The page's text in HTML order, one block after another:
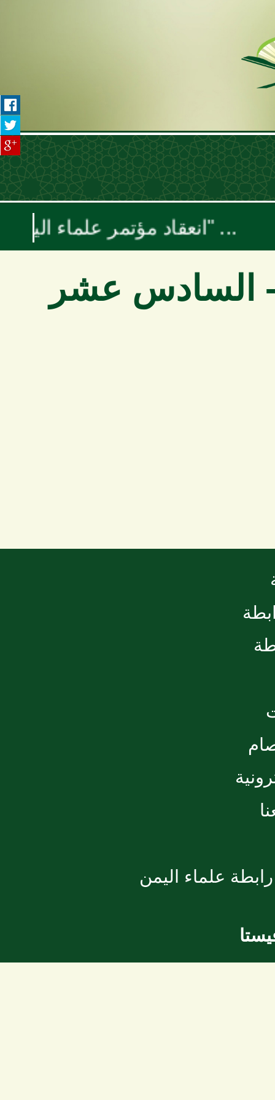
انعقاد مؤتمر علماء اليمن السنوي بعنوان "موقف علماء الأمة تجاه حرب الإبادة والتجويع في غزة ومخطط إسرائيل الكبرى"
السادس عشر
علماء اليمن